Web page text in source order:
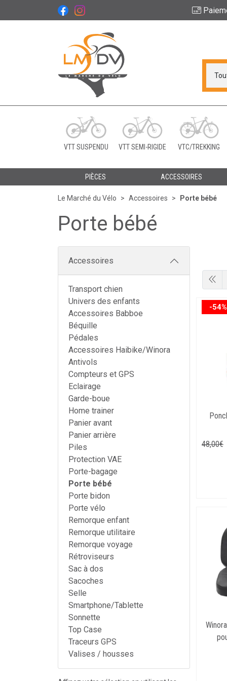
VTT SUSPENDU VTT SEMI-RIGIDE VTC/TREKKING
PIÈCES ACCESSOIRES
Le Marché du Vélo Accessoires Porte bébé
Porte bébé
-54%
48,00€
Accessoires
Transport chien
Univers des enfants
Accessoires Babboe
Béquille
Pédales
Accessoires Haibike/Winora
Antivols
Compteurs et GPS
Eclairage
Garde-boue
Home trainer
Panier avant
Panier arrière
Piles
Protection VAE
Porte-bagage
Porte bébé
Porte bidon
Porte vélo
Remorque enfant
Remorque utilitaire
Remorque voyage
Rétroviseurs
Sac à dos
Sacoches
Selle
Smartphone/Tablette
Sonnette
Top Case
Traceurs GPS
Valises / housses